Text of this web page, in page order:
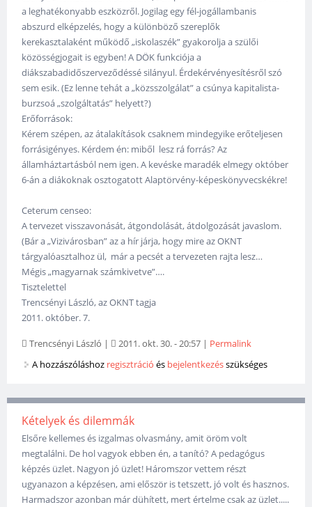
a leghatékonyabb eszközről. Jogilag egy fél-jogállambanis
abszurd elképzelés, hogy a különböző szereplők
kerekasztalaként működő „iskolaszék” gyakorolja a szülői
közösségjogait is egyben! A DÖK funkciója a
diákszabadidőszerveződéssé silányul. Érdekérvényesítésről szó
sem esik. (Ez lenne tehát a „közsszolgálat” a csúnya kapitalista-
burzsoá „szolgáltatás” helyett?)
Erőforrások:
Kérem szépen, az átalakítások csaknem mindegyike erőteljesen
forrásigényes. Kérdem én: miből lesz rá forrás? Az
államháztartásból nem igen. A kevéske maradék elmegy október
6-án a diákoknak osztogatott Alaptörvény-képeskönyvecskékre!
Ceterum censeo:
A tervezet visszavonását, átgondolását, átdolgozását javaslom.
(Bár a „Vizivárosban” az a hír járja, hogy mire az OKNT
tárgyalóasztalhoz ül, már a pecsét a tervezeten rajta lesz…
Mégis „magyarnak számkivetve”….
Tisztelettel
Trencsényi László, az OKNT tagja
2011. október. 7.
Trencsényi László | 2011. okt. 30. - 20:57 | Permalink
A hozzászóláshoz regisztráció és bejelentkezésszükséges
Kételyek és dilemmák
Elsőre kellemes és izgalmas olvasmány, amit öröm volt
megtalálni. De hol vagyok ebben én, a tanító? A pedagógus
képzés üzlet. Nagyon jó üzlet! Háromszor vettem részt
ugyanazon a képzésen, ami először is tetszett, jó volt és hasznos.
Harmadszor azonban már dühített, mert értelme csak az üzlet.....